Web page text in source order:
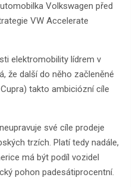
Volkswagen před
VW Accelerate
elektromobility lídrem v
že další do něho začleněné
takto ambiciózní cíle
své cíle prodeje
trzích. Platí tedy nadále,
má být podíl vozidel
pohon padesátiprocentní.